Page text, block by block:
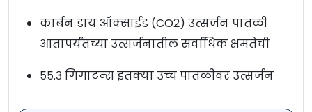
कार्बन डाय ऑक्साईड (CO2) उत्सर्जन पातळी
आतापर्यंतच्या उत्सर्जनातील सर्वाधिक क्षमतेची
५५.३ गिगाटन्स इतक्या उच्च पातळीवर उत्सर्जन